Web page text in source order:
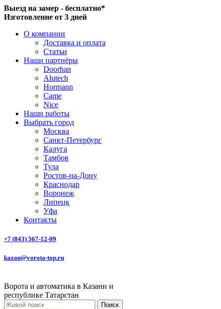
Выезд на замер - бесплатно*
Изготовление от 3 дней
О компании
Доставка и оплата
Статьи
Наши партнёры
Doorhan
Alutech
Hormann
Came
Nice
Наши работы
Выбрать город
Москва
Санкт-Петербург
Калуга
Тамбов
Тула
Ростов-на-Дону
Краснодар
Воронеж
Липецк
Уфа
Контакты
+7 (843) 567-12-09
kazan@vorota-top.ru
Ворота и автоматика в Казани и
республике Татарстан
Поиск